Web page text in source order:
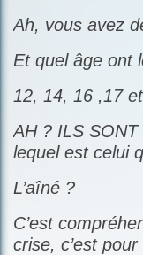
Ah, vous avez
Et quel âge ont
12, 14, 16 ,17
AH ? ILS
lequel est celui
L’aîné ?
C’est
crise, c’est